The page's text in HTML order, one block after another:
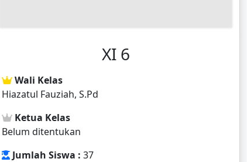
XI 6
Wali Kelas
Hiazatul Fauziah, S.Pd
Ketua Kelas
Belum ditentukan
Jumlah Siswa : 37